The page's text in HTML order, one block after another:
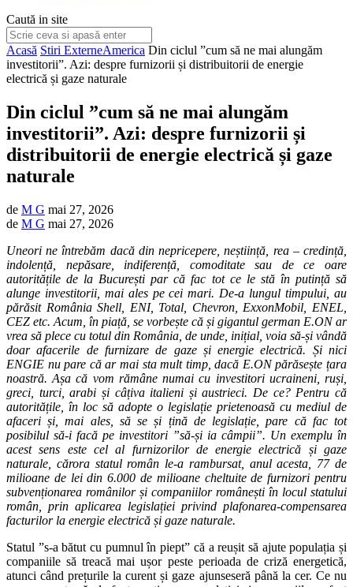
Caută in site
Acasă Stiri ExterneAmerica Din ciclul ”cum să ne mai alungăm
investitorii”. Azi: despre furnizorii și distribuitorii de energie
electrică și gaze naturale
Din ciclul ”cum să ne mai alungăm
investitorii”. Azi: despre furnizorii și
distribuitorii de energie electrică și gaze
naturale
de M G mai 27, 2026
de M G mai 27, 2026
Uneori ne întrebăm dacă din nepricepere, neștiință, rea – credință,
indolență, nepăsare, indiferență, comoditate sau de ce oare
autoritățile de la București par că fac tot ce le stă în putință să
alunge investitorii, mai ales pe cei mari. De-a lungul timpului, au
părăsit România Shell, ENI, Total, Chevron, ExxonMobil, ENEL,
CEZ etc. Acum, în piață, se vorbește că și gigantul german E.ON ar
vrea să plece cu totul din România, de unde, inițial, voia să-și vândă
doar afacerile de furnizare de gaze și energie electrică. Și nici
ENGIE nu pare că ar mai sta mult timp, dacă E.ON părăsește țara
noastră. Așa că vom rămâne numai cu investitori ucraineni, ruși,
greci, turci, arabi și câțiva italieni și austrieci. De ce? Pentru că
autoritățile, în loc să adopte o legislație prietenoasă cu mediul de
afaceri și, mai ales, să se și țină de legislație, pare că fac tot
posibilul să-i facă pe investitori ”să-și ia câmpii”. Un exemplu în
acest sens este cel al furnizorilor de energie electrică și gaze
naturale, cărora statul român le-a rambursat, anul acesta, 77 de
milioane de lei din 6.000 de milioane cheltuite de furnizori pentru
subvenționarea românilor și companiilor românești în locul statului
român, prin aplicarea legislației privind plafonarea-compensarea
facturilor la energie electrică și gaze naturale.
Statul ”s-a bătut cu pumnul în piept” că a reușit să ajute populația și
companiile să treacă mai ușor peste perioada de criză energetică,
atunci când prețurile la curent și gaze ajunseseră până la cer. Ce nu